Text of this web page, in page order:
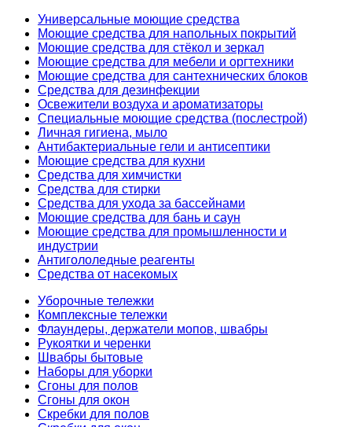
Универсальные моющие средства
Моющие средства для напольных покрытий
Моющие средства для стёкол и зеркал
Моющие средства для мебели и оргтехники
Моющие средства для сантехнических блоков
Средства для дезинфекции
Освежители воздуха и ароматизаторы
Специальные моющие средства (послестрой)
Личная гигиена, мыло
Антибактериальные гели и антисептики
Моющие средства для кухни
Средства для химчистки
Средства для стирки
Средства для ухода за бассейнами
Моющие средства для бань и саун
Моющие средства для промышленности и
индустрии
Антигололедные реагенты
Средства от насекомых
Уборочные тележки
Комплексные тележки
Флаундеры, держатели мопов, швабры
Рукоятки и черенки
Швабры бытовые
Наборы для уборки
Сгоны для полов
Сгоны для окон
Скребки для полов